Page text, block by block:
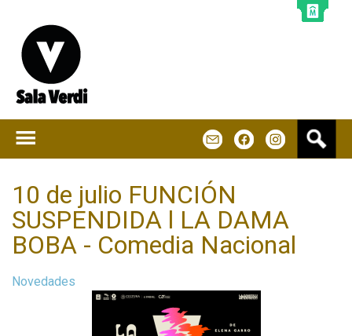
10 de julio FUNCIÓN
SUSPENDIDA l LA DAMA
BOBA - Comedia Nacional
Novedades
s